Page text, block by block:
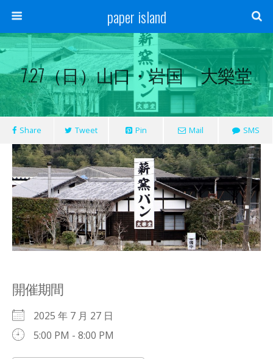
paper island
7.27（日）山口・岩国 大樂堂
Share Tweet Pin Mail SMS
開催期間
2025 年 7 月 27 日
5:00 PM - 8:00 PM